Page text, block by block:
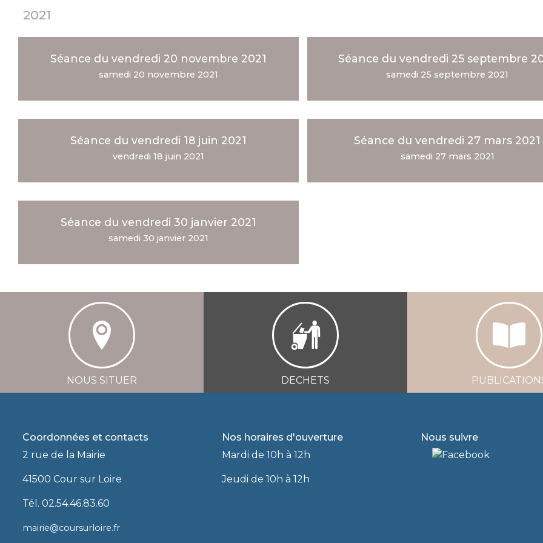
2021
Séance du vendredi 20 novembre 2021
samedi 20 novembre 2021
Séance du vendredi 25 septembre
samedi 25 septembre 2021
Séance du vendredi 18 juin 2021
vendredi 18 juin 2021
Séance du vendredi 27 mars 2021
samedi 27 mars 2021
Séance du vendredi 30 janvier 2021
samedi 30 janvier 2021
NOUS SITUER DECHETS
Coordonnées et contacts
2 rue de la Mairie
41500 Cour sur Loire
Tél. 02.54.46.83.60
mairie@coursurloire.fr
Nos horaires d'ouverture
Mardi de 10h à 12h
Jeudi de 10h à 12h
Nous suivre